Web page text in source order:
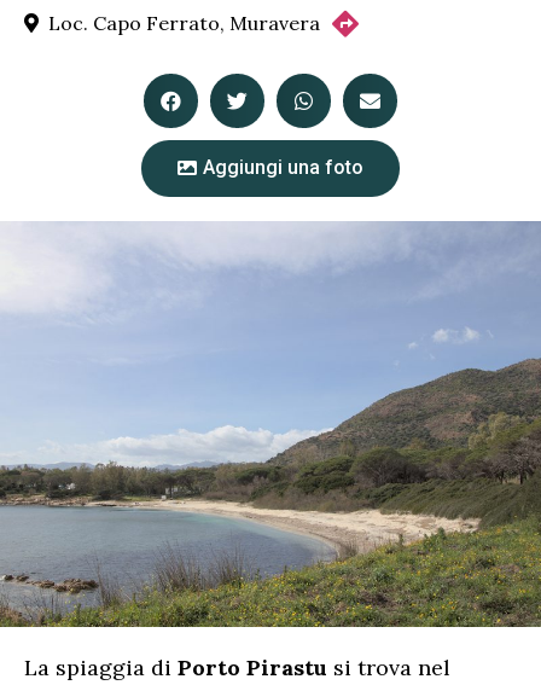
Loc. Capo Ferrato, Muravera
Aggiungi una foto
La spiaggia di Porto Pirastu si trova nel